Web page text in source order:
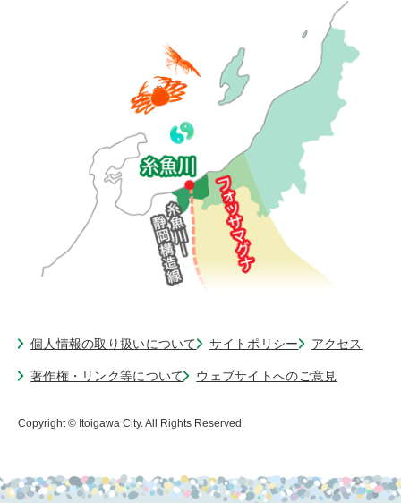
個人情報の取り扱いについて サイトポリシー アクセス
著作権・リンク等について ウェブサイトへのご意見
Copyright © Itoigawa City. All Rights Reserved.